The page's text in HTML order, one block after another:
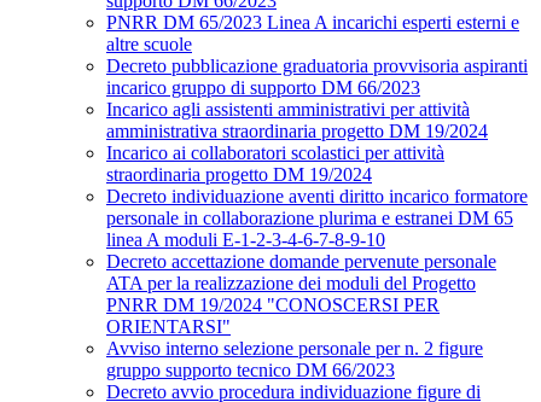
PNRR DM 65/2023 Linea A incarichi esperti esterni e
altre scuole
Decreto pubblicazione graduatoria provvisoria aspiranti
incarico gruppo di supporto DM 66/2023
Incarico agli assistenti amministrativi per attività
amministrativa straordinaria progetto DM 19/2024
Incarico ai collaboratori scolastici per attività
straordinaria progetto DM 19/2024
Decreto individuazione aventi diritto incarico formatore
personale in collaborazione plurima e estranei DM 65
linea A moduli E-1-2-3-4-6-7-8-9-10
Decreto accettazione domande pervenute personale
ATA per la realizzazione dei moduli del Progetto
PNRR DM 19/2024 "CONOSCERSI PER
ORIENTARSI"
Avviso interno selezione personale per n. 2 figure
gruppo supporto tecnico DM 66/2023
Decreto avvio procedura individuazione figure di